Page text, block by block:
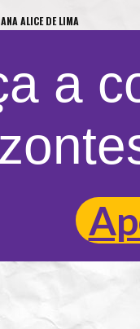
ANA ALICE DE LIMA
a